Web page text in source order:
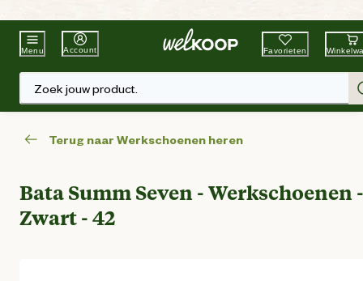
Beste WinkelketenTuin & Dier
Menu Account Favorieten
Zoek jouw product.
Terug naar Werkschoenen heren
Bata Summ Seven - Werkschoenen -
Zwart - 42